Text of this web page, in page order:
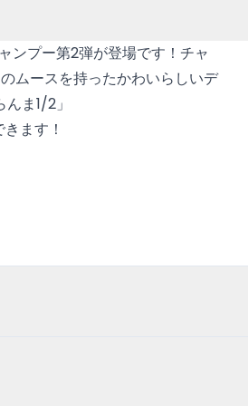
ンプー第2弾が登場です！チャ
ムースを持ったかわいらしいデ
ま1/2」
ます！